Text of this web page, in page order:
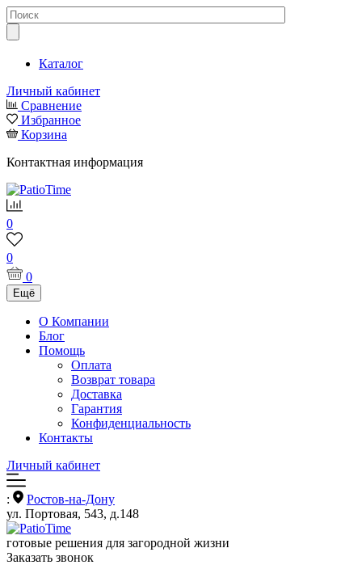
Каталог
Личный кабинет
Сравнение
Избранное
Корзина
Контактная информация
0
0
0
Ещё
О Компании
Блог
Помощь
Оплата
Возврат товара
Доставка
Гарантия
Конфиденциальность
Контакты
Личный кабинет
:
Ростов-на-Дону
ул. Портовая, 543, д.148
готовые решения для загородной жизни
Заказать звонок